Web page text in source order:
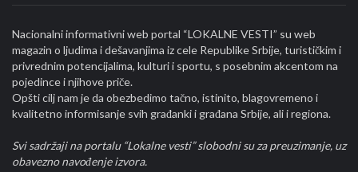
Nacionalni informativni web portal “LOKALNE VESTI” su web
magazin o ljudima i dešavanjima iz cele Republike Srbije, turističkim i
privrednim potencijalima, kulturi i sportu, s posebnim akcentom na
pojedince i njihove priče.
Opšti cilj nam je da obezbedimo tačno, istinito, blagovremeno i
kvalitetno informisanje svih građanki i građana Srbije, ali i regiona.
Svi sadržaji na portalu “Lokalne vesti” slobodni su za preuzimanje, uz
obavezno navođenje izvora.